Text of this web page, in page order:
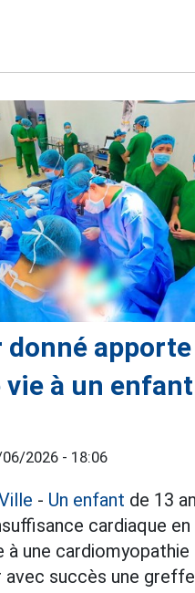
à un
2026 - 18:06
- Un enfant de 13
cardiaque en
à une
avec succès une